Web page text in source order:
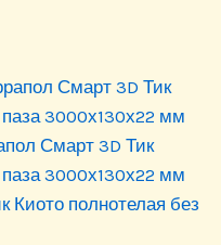
Смарт 3D Тик
3000х130х22 мм
Киото полнотелая без